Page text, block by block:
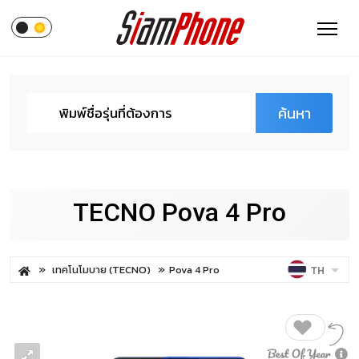
ค้นหา
TECNO Pova 4 Pro
เทคโนโมบาย (TECNO) Pova 4 Pro TH